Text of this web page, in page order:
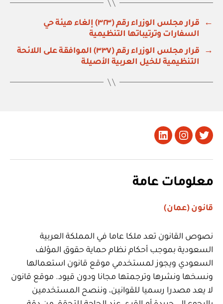
←
قرار مجلس الوزراء رقم (٣٢٣) إلغاء هيئة حي
السفارات وترتيباتها التنظيمية
→
قرار مجلس الوزراء رقم (٣٣٧) الموافقة على اللائحة
التنظيمية للخيل العربية الأصيلة
تويتر Instagram
LinkedIn
معلومات عامة
قانون (عمان)
نصوص القانون تعد ملكا عاما في المملكة العربية
السعودية بموجب أحكام نظام حماية حقوق المؤلف
السعودي ويجوز لمستخدمي موقع قانون استعمالها
ونسخها ونشرها وترجمتها مجانا ودون قيود. موقع قانون
لا يعد مصدرا رسميا للقوانين، وننصح المستخدمين